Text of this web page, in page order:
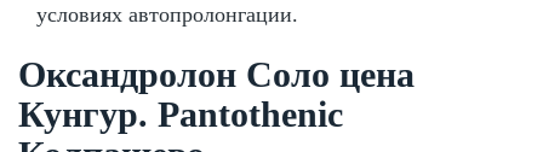
условиях автопролонгации.
Оксандролон Соло цена
Кунгур. Pantothenic